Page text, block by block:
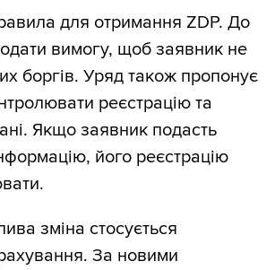
для отримання ZDP. До
вимогу, щоб заявник не
боргів. Уряд також пропонує
реєстрацію та
Якщо заявник подасть
його реєстрацію
зміна стосується
За новими